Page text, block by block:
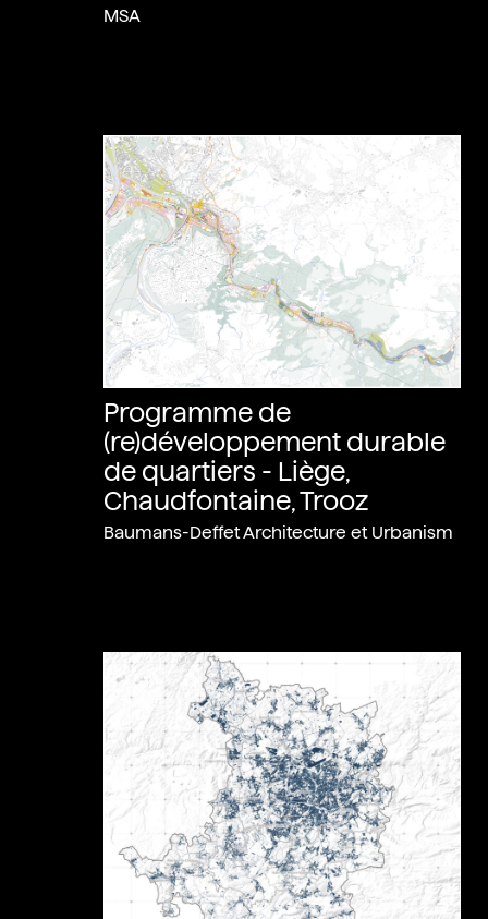
MSA
Programme de
(re)développement durable
de quartiers - Liège,
Chaudfontaine, Trooz
Baumans-Deffet Architecture et Urbanism